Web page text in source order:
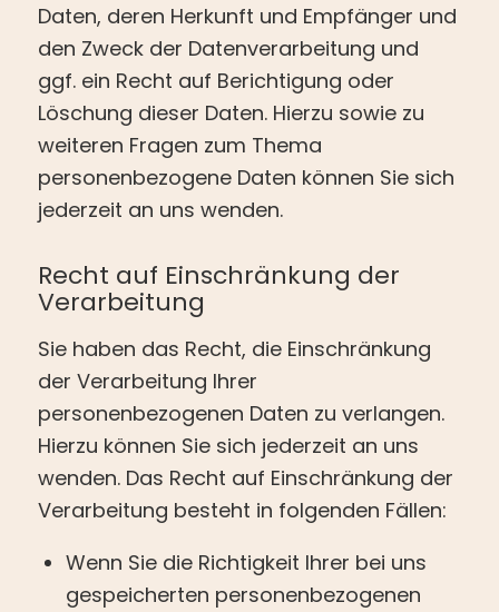
Daten, deren Herkunft und Empfänger und
den Zweck der Datenverarbeitung und
ggf. ein Recht auf Berichtigung oder
Löschung dieser Daten. Hierzu sowie zu
weiteren Fragen zum Thema
personenbezogene Daten können Sie sich
jederzeit an uns wenden.
Recht auf Einschränkung der
Verarbeitung
Sie haben das Recht, die Einschränkung
der Verarbeitung Ihrer
personenbezogenen Daten zu verlangen.
Hierzu können Sie sich jederzeit an uns
wenden. Das Recht auf Einschränkung der
Verarbeitung besteht in folgenden Fällen:
Wenn Sie die Richtigkeit Ihrer bei uns
gespeicherten personenbezogenen